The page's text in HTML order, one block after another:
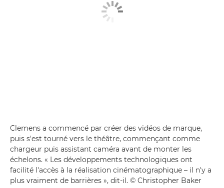
Clemens a commencé par créer des vidéos de marque,
puis s'est tourné vers le théâtre, commençant comme
chargeur puis assistant caméra avant de monter les
échelons. « Les développements technologiques ont
facilité l'accès à la réalisation cinématographique – il n'y a
plus vraiment de barrières », dit-il. © Christopher Baker